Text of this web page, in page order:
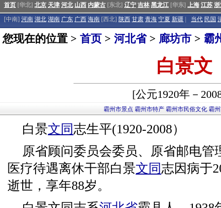
首页 [华北] 北京 天津 河北 山西 内蒙古 [东北] 辽宁 吉林 黑龙江 [华东] 上海 江苏
[中南] 河南 湖北 湖南 广东 广西 海南 [西北] 陕西 甘肃 青海 宁夏 新疆 当代 民国
您现在的位置 > 首页 > 河北省> 廊坊市 > 霸
白景文
[公元1920年－
霸州市景点 霸州市特产 霸州市民俗文化 霸
白景文同志生平(1920-2008）
原省顾问委员会委员、原省邮电管
医疗待遇离休干部白景文同志因病于
逝世，享年88岁。